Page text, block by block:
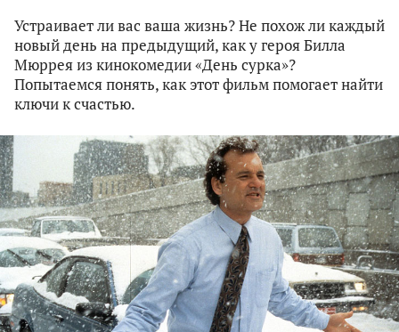
Устраивает ли вас ваша жизнь? Не похож ли каждый
новый день на предыдущий, как у героя Билла
Мюррея из кинокомедии «День сурка»?
Попытаемся понять, как этот фильм помогает найти
ключи к счастью.